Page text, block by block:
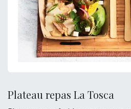
Plateau repas La Tosca